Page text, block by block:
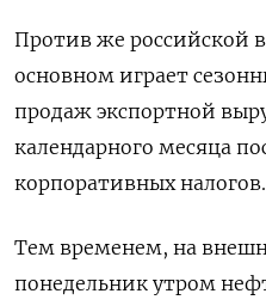
Против же российской
основном играет
продаж экспортной
календарного месяца
корпоративных налогов.
Тем временем, на
понедельник утром